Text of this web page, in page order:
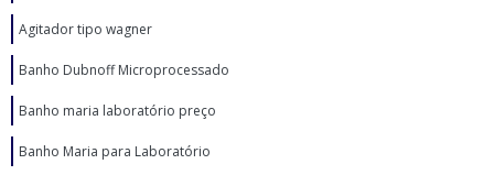
Agitador tipo wagner
Banho Dubnoff Microprocessado
Banho maria laboratório preço
Banho Maria para Laboratório